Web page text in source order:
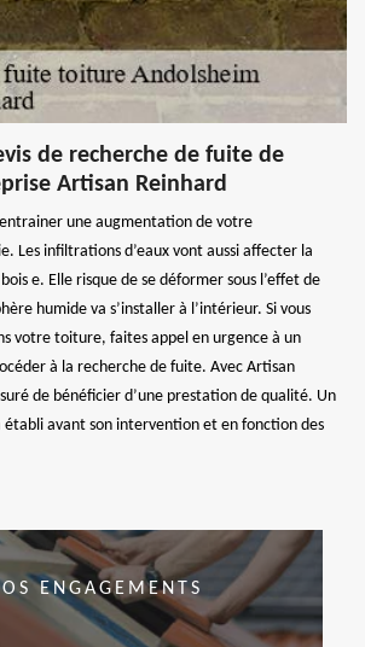
de recherche de fuite de
Artisan Reinhard
une augmentation de votre
Les infiltrations d’eaux vont aussi affecter la
e. Elle risque de se déformer sous l’effet de
humide va s’installer à l’intérieur. Si vous
votre toiture, faites appel en urgence à un
à la recherche de fuite. Avec Artisan
de bénéficier d’une prestation de qualité. Un
établi avant son intervention et en fonction des
ENGAGEMENTS